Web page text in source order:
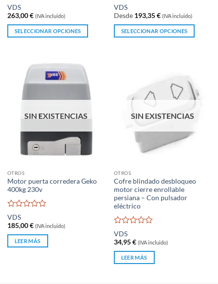
Valorado
con
0
5
VDS
263,00€ (IVA incluido)
SELECCIONAR OPCIONES
múltiples
variantes.
elegir
de
producto
Valorado
con
0
5
VDS
Desde 193,35€ (IVA incluido)
SELECCIONAR OPCIONES
pueden
de
producto
SIN EXISTENCIAS
OTROS
Motor puerta corredera Geko
400kg 230v
Valorado
con
0
5
VDS
185,00€ (IVA incluido)
LEER MÁS
SIN EXISTENCIAS
OTROS
Cofre blindado desbloqueo
motor cierre enrollable
persiana – Con pulsador
eléctrico
Valorado
con
0
5
VDS
34,95€ (IVA incluido)
LEER MÁS